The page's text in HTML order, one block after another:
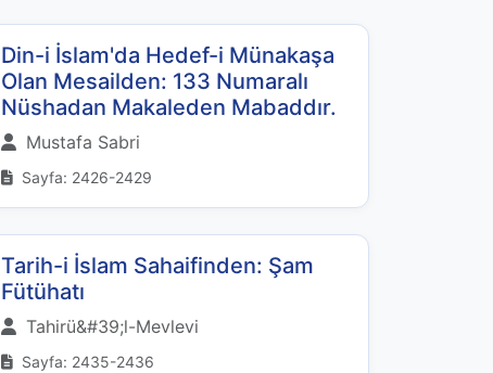
Din-i İslam'da Hedef-i Münakaşa
Olan Mesailden: 133 Numaralı
Nüshadan Makaleden Mabaddır.
Mustafa Sabri
Sayfa: 2426-2429
Tarih-i İslam Sahaifinden: Şam
Fütühatı
Tahirü&#39;l-Mevlevi
Sayfa: 2435-2436